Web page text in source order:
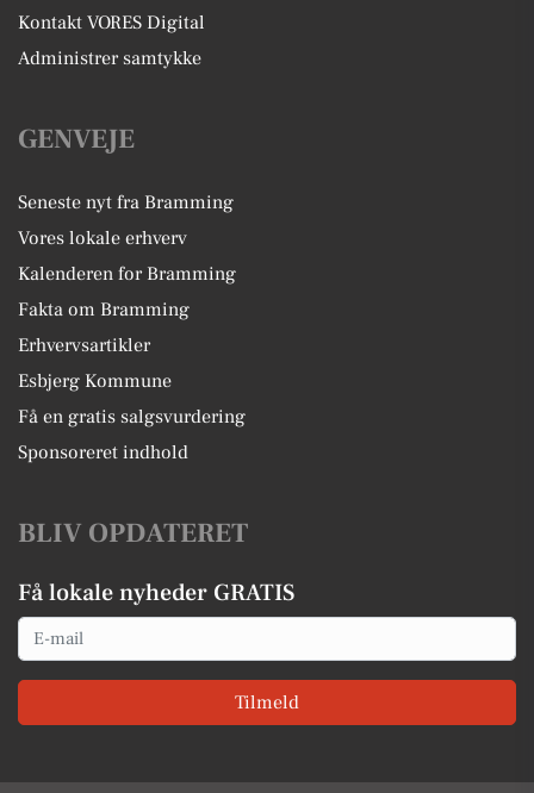
Kontakt VORES Digital
Administrer samtykke
GENVEJE
Seneste nyt fra Bramming
Vores lokale erhverv
Kalenderen for Bramming
Fakta om Bramming
Erhvervsartikler
Esbjerg Kommune
Få en gratis salgsvurdering
Sponsoreret indhold
BLIV OPDATERET
Få lokale nyheder GRATIS
Email
Tilmeld